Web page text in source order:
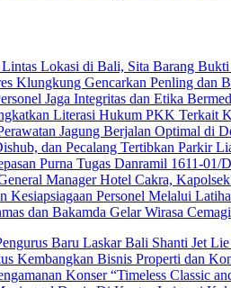
Lokasi di Bali, Sita Barang
Klungkung Gencarkan Penling dan
Jaga Integritas dan Etika
Literasi Hukum PKK Terkait
Jagung Berjalan Optimal di
dan Pecalang Tertibkan Parkir
Purna Tugas Danramil 1611-01/
Manager Hotel Cakra,
Kesiapsiagaan Personel Melalui
dan Bakamda Gelar Wirasa
Baru Laskar Bali Shanti Jet
Kembangkan Bisnis Properti dan
Konser “Timeless Classic